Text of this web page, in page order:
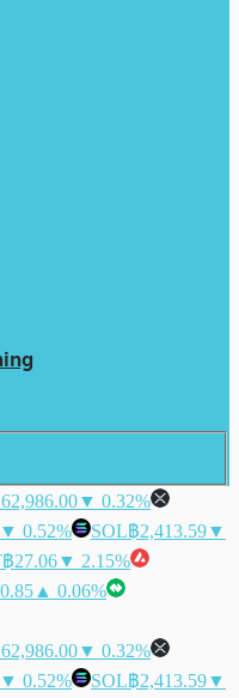
▼ 0.32%
▼ 0.52% SOL฿2,413.59▼
฿27.06▼ 2.15%
▲ 0.06%
▼ 0.32%
▼ 0.52% SOL฿2,413.59▼